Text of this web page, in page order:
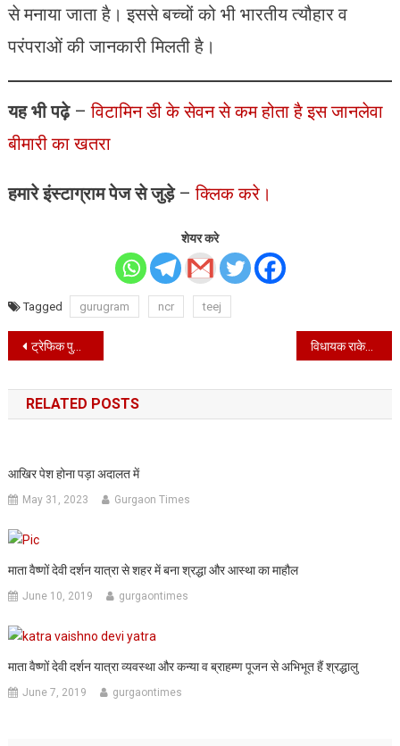
से मनाया जाता है। इससे बच्चों को भी भारतीय त्यौहार व
परंपराओं की जानकारी मिलती है।
यह भी पढ़े –विटामिन डी के सेवन से कम होता है इस जानलेवा
बीमारी का खतरा
हमारे इंस्टाग्राम पेज से जुड़े–क्लिक करे।
शेयर करे
Tagged gurugram ncr teej
Post
navigation
ट्रेफिक पुलिसकर्मी से एक लाख रुपये लेते ब्लैक मेलर रंगेहाथ गिरफ्तार विधायक राकेश जांघू के गांव में जनसंख्या से ज्यादा हैं मतदाता
RELATED POSTS
आखिर पेश होना पड़ा अदालत में
May 31, 2023 Gurgaon Times
माता वैष्णों देवी दर्शन यात्रा से शहर में बना श्रद्धा और आस्था का माहौल
June 10, 2019 gurgaontimes
माता वैष्णों देवी दर्शन यात्रा व्यवस्था और कन्या व ब्राहम्ण पूजन से अभिभूत हैं श्रद्धालु
June 7, 2019 gurgaontimes